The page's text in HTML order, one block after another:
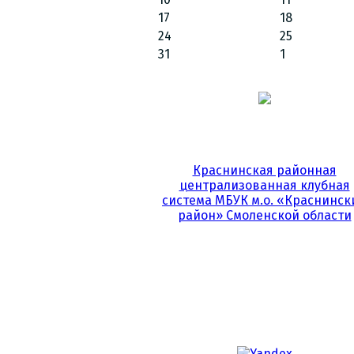
17
18
24
25
31
1
Краснинская районная
централизованная клубная
система МБУК м.о.
район» Смоленской области